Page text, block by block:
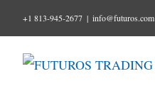
to
content
+1 813-945-2677 | info@futuros.com